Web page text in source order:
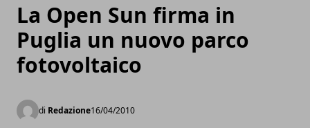
La Open Sun firma in
Puglia un nuovo parco
fotovoltaico
di Redazione16/04/2010